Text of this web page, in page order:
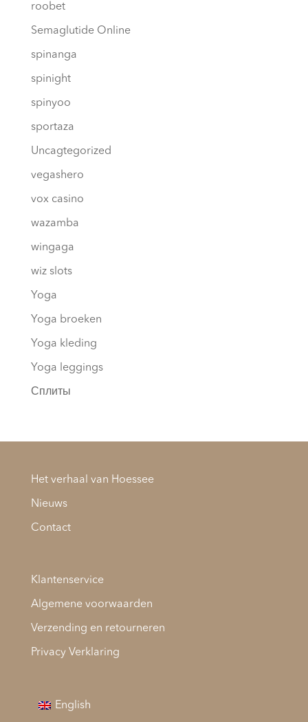
roobet
Semaglutide Online
spinanga
spinight
spinyoo
sportaza
Uncagtegorized
vegashero
vox casino
wazamba
wingaga
wiz slots
Yoga
Yoga broeken
Yoga kleding
Yoga leggings
Сплиты
Het verhaal van Hoessee
Nieuws
Contact
Klantenservice
Algemene voorwaarden
Verzending en retourneren
Privacy Verklaring
English